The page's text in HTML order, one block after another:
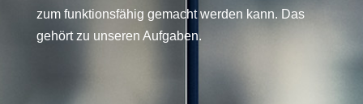
zum funktionsfähig gemacht werden kann. Das
gehört zu unseren Aufgaben.